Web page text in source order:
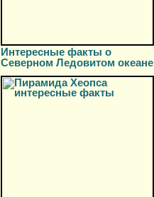
Интересные факты о
Северном Ледовитом океане